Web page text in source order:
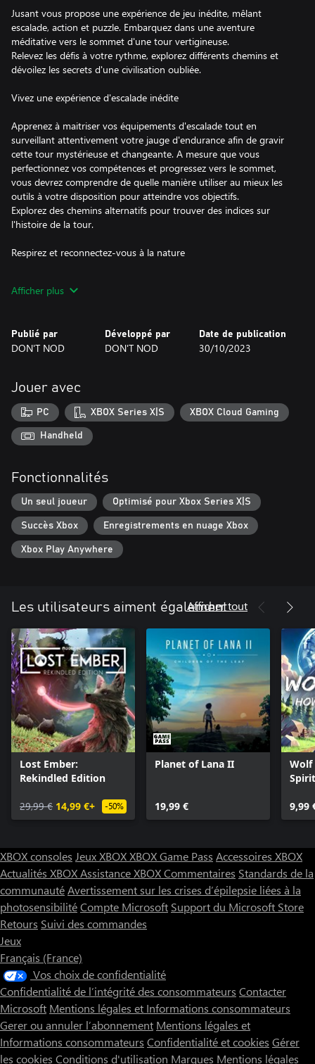
Jusant vous propose une expérience de jeu inédite, mêlant
escalade, action et puzzle. Embarquez dans une aventure
méditative vers le sommet d'une tour vertigineuse.
Relevez les défis à votre rythme, explorez différents chemins et
dévoilez les secrets d'une civilisation oubliée.
Vivez une expérience d'escalade inédite
Apprenez à maitriser vos équipements d'escalade tout en
surveillant attentivement votre jauge d'endurance afin de gravir
cette tour mystérieuse et changeante. A mesure que vous
perfectionnez vos compétences et progressez vers le sommet,
vous devrez comprendre de quelle manière utiliser au mieux les
outils à votre disposition pour atteindre vos objectifs.
Explorez des chemins alternatifs pour trouver des indices sur
l'histoire de la tour.
Respirez et reconnectez-vous à la nature
bande-son paisible et atmosphérique. Découvrez une diversité
sur des pentes arides et venteuses. Trouvez refuge dans des
tunnels éclairés seulement par bioluminescence et découvrez bien
Voyagez avec un compagnon extraordinaire
Rencontrez le mystérieux Ballast. Cette créature, entièrement
constituée d'eau sera votre guide lors de votre voyage, réveillant
la nature qui jalonne votre chemin. Le Ballast vous aidera à
son passé.
Afficher plus
Publié par
DON'T NOD
Développé par
DON'T NOD
Date de publication
30/10/2023
Jouer avec
PC XBOX Series X|S XBOX Cloud Gaming
Handheld
Fonctionnalités
Un seul joueur Optimisé pour Xbox Series X|S
Succès Xbox Enregistrements en nuage Xbox
Xbox Play Anywhere
Les utilisateurs aiment également
Afficher tout
Lost Ember:
Rekindled Edition
29,99 € 14,99 €+ -50%
Planet of Lana II
19,99 €
Wolf
9,99
XBOX consoles Jeux XBOXXBOX Game Pass Accessoires XBOX
Actualités XBOXAssistance XBOXCommentaires Standards de la
communautéAvertissement sur les crises d’épilepsie liées à la
photosensibilitéCompte Microsoft Support du Microsoft Store
Retours Suivi des commandes
Jeux
Français (France)
Vos choix de confidentialité
Confidentialité de l’intégrité des consommateurs Contacter
Microsoft Mentions légales et Informations consommateurs
Gerer ou annuler l’abonnement Mentions légales et
Informations consommateurs Confidentialité et cookies Gérer
les cookies Conditions d'utilisation Marques Mentions légales